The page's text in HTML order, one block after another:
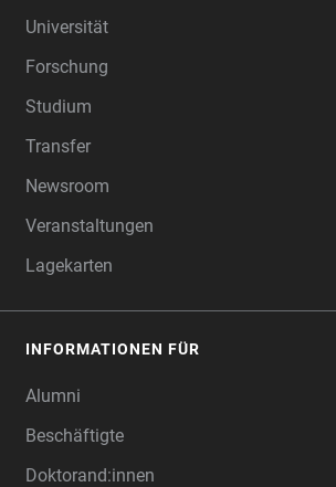
Universität
Forschung
Studium
Transfer
Newsroom
Veranstaltungen
Lagekarten
INFORMATIONEN FÜR
Alumni
Beschäftigte
Doktorand:innen